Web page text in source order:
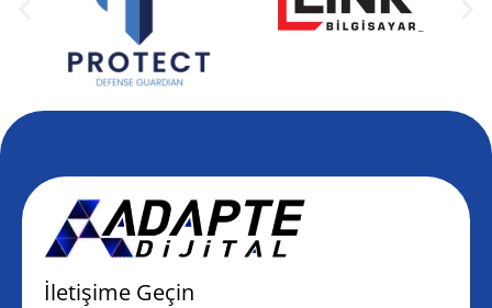
İletişime Geçin